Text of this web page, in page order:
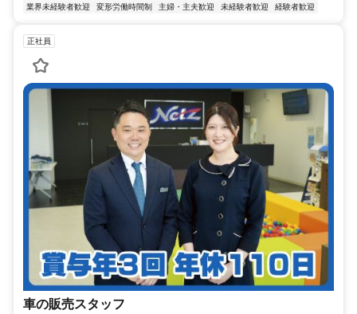
業界未経験者歓迎 変形労働時間制 主婦・主夫歓迎 未経験者歓迎 経験者歓迎
正社員
車の販売スタッフ